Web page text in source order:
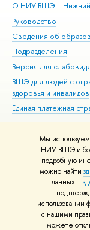
Мы используем
НИУ ВШЭ и
подробную
можно найти
данных –
с нашими
можете
О НИУ ВШЭ –
Руководство
Сведения об
Подразделения
Версия для
ВШЭ для людей с
здоровья и инвалидов
Единая платежная
© НИУ ВШЭ
материалов
Шрифты HSE Sans и